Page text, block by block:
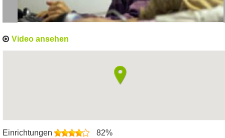
Video ansehen
Einrichtungen
82%